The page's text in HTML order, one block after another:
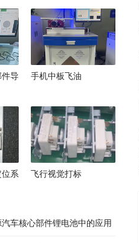
导
手机中板飞油
系
飞行视觉打标
车核心部件锂电池中的应用